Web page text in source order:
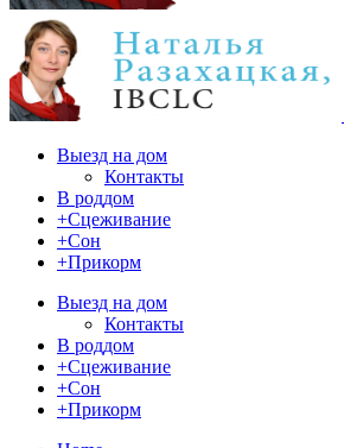
Выезд на дом
Контакты
В роддом
+Сцеживание
+Сон
+Прикорм
Выезд на дом
Контакты
В роддом
+Сцеживание
+Сон
+Прикорм